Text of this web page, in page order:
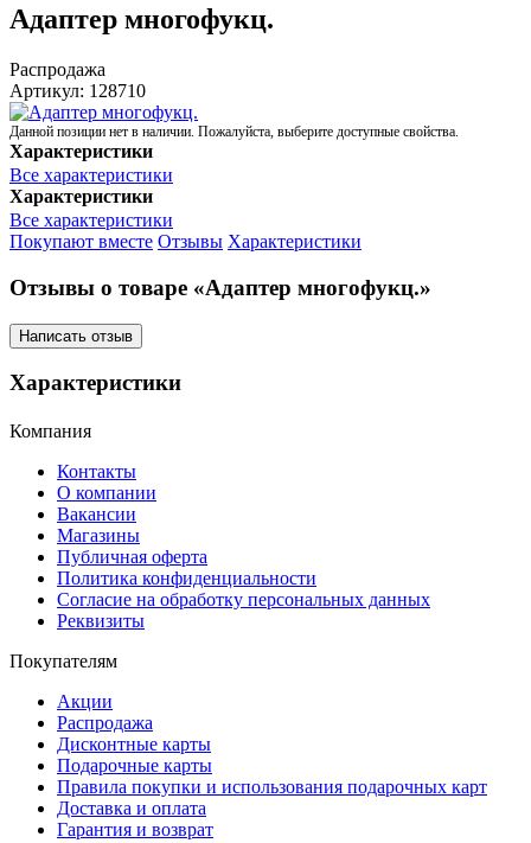
Адаптер многофукц.
Распродажа
Артикул: 128710
Данной позиции нет в наличии. Пожалуйста, выберите доступные свойства.
Характеристики
Все характеристики
Характеристики
Все характеристики
Покупают вместе Отзывы Характеристики
Отзывы о товаре «Адаптер многофукц.»
Написать отзыв
Характеристики
Компания
Контакты
О компании
Вакансии
Магазины
Публичная оферта
Политика конфиденциальности
Согласие на обработку персональных данных
Реквизиты
Покупателям
Акции
Распродажа
Дисконтные карты
Подарочные карты
Правила покупки и использования подарочных карт
Доставка и оплата
Гарантия и возврат